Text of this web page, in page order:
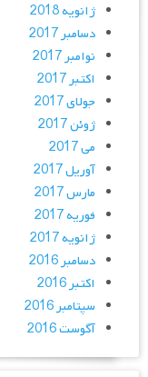
ژانویه 2018
دسامبر 2017
نوامبر 2017
اکتبر 2017
جولای 2017
ژوئن 2017
می 2017
آوریل 2017
مارس 2017
فوریه 2017
ژانویه 2017
دسامبر 2016
اکتبر 2016
سپتامبر 2016
آگوست 2016